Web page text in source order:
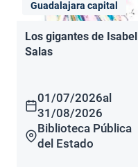
Guadalajara capital
Los gigantes de Isabel
Salas
01/07/2026al
31/08/2026
Biblioteca Pública
del Estado